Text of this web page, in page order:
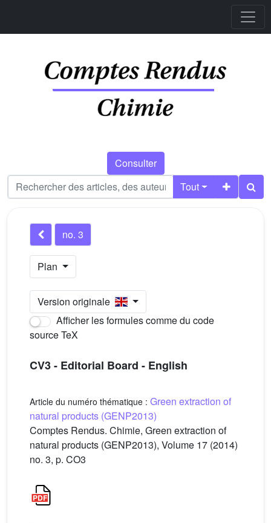
Consulter
Tout
no. 3
Plan
Version originale
Afficher les formules comme du code
source TeX
CV3 - Editorial Board - English
Article du numéro thématique : Green extraction of
natural products (GENP2013)
Comptes Rendus. Chimie, Green extraction of
natural products (GENP2013), Volume 17 (2014)
no. 3, p. CO3